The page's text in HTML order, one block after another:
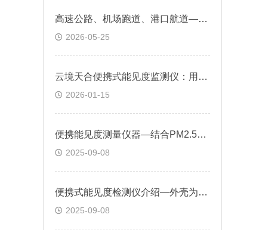
高速公路、机场跑道、港口航道—云境天合能见度检测仪在交通安全中的作用
2026-05-25
云境天合便携式能见度监测仪：用户可通过屏幕快速判断环境风险
2026-01-15
便携能见度测量仪器—结合PM2.5、PM10数据分析雾霾成因为污染治理提供依据
2025-09-08
便携式能见度检测仪介绍—外壳为高质量铝材料便携式设计
2025-09-08